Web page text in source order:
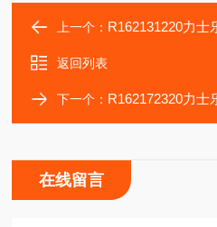
上一个： R162131220力士乐三菱
返回列表
下一个： R162172320力士乐滑块
在线留言